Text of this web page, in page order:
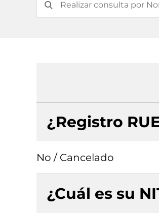
¿Registro
No / Cancelado
¿Cuál es su